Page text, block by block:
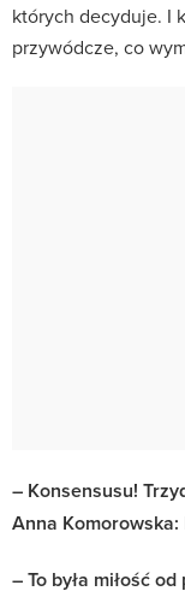
których decyduje. I
przywódcze, co
– Konsensusu!
Anna Komorowska:
– To była miłość